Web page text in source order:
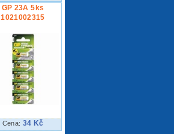
GP 23A 5ks
1021002315
Cena: 34 Kč